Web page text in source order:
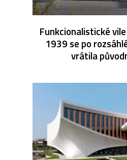
Funkcionalistické
1939 se po
vrátila